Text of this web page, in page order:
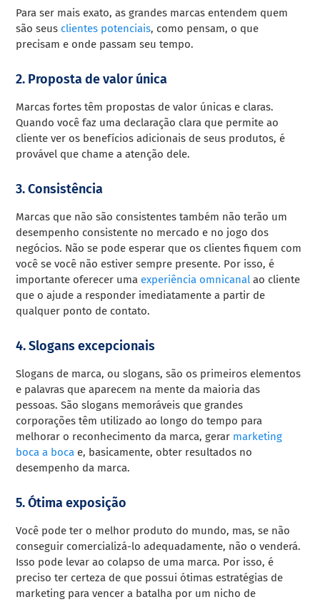
Para ser mais exato, as grandes marcas entendem quem
são seus clientes potenciais, como pensam, o que
precisam e onde passam seu tempo.
2. Proposta de valor única
Marcas fortes têm propostas de valor únicas e claras.
Quando você faz uma declaração clara que permite ao
cliente ver os benefícios adicionais de seus produtos, é
provável que chame a atenção dele.
3. Consistência
Marcas que não são consistentes também não terão um
desempenho consistente no mercado e no jogo dos
negócios. Não se pode esperar que os clientes fiquem com
você se você não estiver sempre presente. Por isso, é
importante oferecer uma experiência omnicanal ao cliente
que o ajude a responder imediatamente a partir de
qualquer ponto de contato.
4. Slogans excepcionais
Slogans de marca, ou slogans, são os primeiros elementos
e palavras que aparecem na mente da maioria das
pessoas. São slogans memoráveis ​​que grandes
corporações têm utilizado ao longo do tempo para
melhorar o reconhecimento da marca, gerar marketing
boca a boca e, basicamente, obter resultados no
desempenho da marca.
5. Ótima exposição
Você pode ter o melhor produto do mundo, mas, se não
conseguir comercializá-lo adequadamente, não o venderá.
Isso pode levar ao colapso de uma marca. Por isso, é
preciso ter certeza de que possui ótimas estratégias de
marketing para vencer a batalha por um nicho de